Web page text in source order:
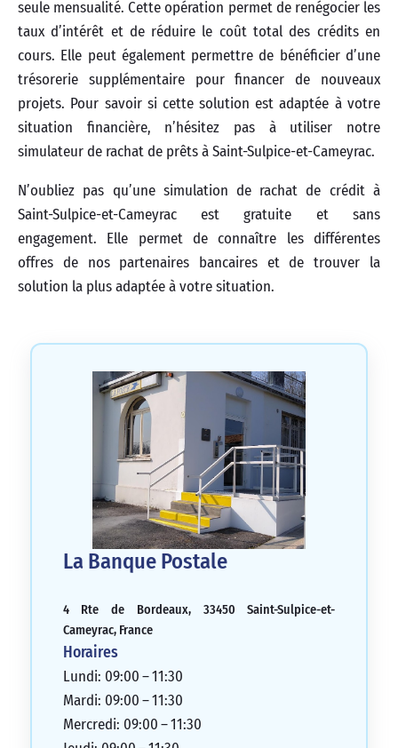
seule mensualité. Cette opération permet de renégocier les
taux d’intérêt et de réduire le coût total des crédits en
cours. Elle peut également permettre de bénéficier d’une
trésorerie supplémentaire pour financer de nouveaux
projets. Pour savoir si cette solution est adaptée à votre
situation financière, n’hésitez pas à utiliser notre
simulateur de rachat de prêts à Saint-Sulpice-et-Cameyrac.
N’oubliez pas qu’une simulation de rachat de crédit à
Saint-Sulpice-et-Cameyrac est gratuite et sans
engagement. Elle permet de connaître les différentes
offres de nos partenaires bancaires et de trouver la
solution la plus adaptée à votre situation.
La Banque Postale
4 Rte de Bordeaux, 33450 Saint-Sulpice-et-
Cameyrac, France
Horaires
Lundi: 09:00 – 11:30
Mardi: 09:00 – 11:30
Mercredi: 09:00 – 11:30